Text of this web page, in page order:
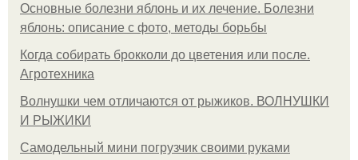
Основные болезни яблонь и их лечение. Болезни
яблонь: описание с фото, методы борьбы
Когда собирать брокколи до цветения или после.
Агротехника
Волнушки чем отличаются от рыжиков. ВОЛНУШКИ
И РЫЖИКИ
Самодельный мини погрузчик своими руками